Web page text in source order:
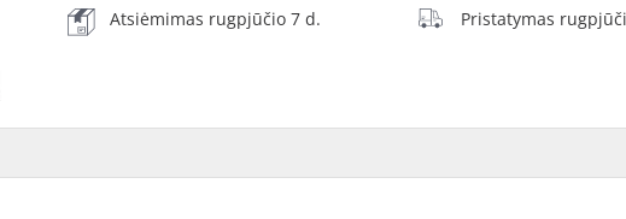
Atsiėmimas rugpjūčio 7 d. Pristatymas